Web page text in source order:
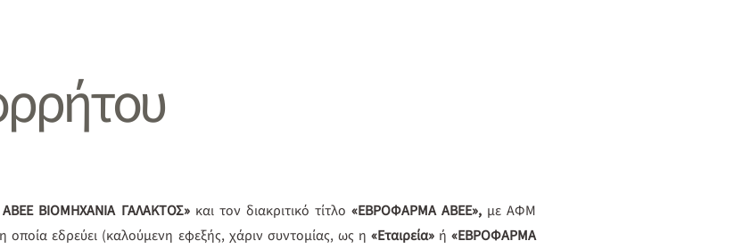
ΒΙΟΜΗΧΑΝΙΑ ΓΑΛΑΚΤΟΣ» και τον διακριτικό τίτλο «ΕΒΡΟΦΑΡΜΑ ΑΒΕΕ», με ΑΦΜ
οποία εδρεύει (καλούμενη εφεξής, χάριν συντομίας, ως η «Εταιρεία»ή«ΕΒΡΟΦΑΡΜΑ